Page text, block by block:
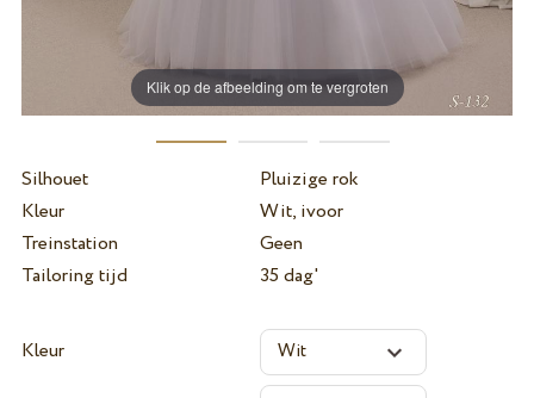
Klik op de afbeelding om te vergroten
Silhouet
Pluizige rok
Kleur
Wit, ivoor
Treinstation
Geen
Tailoring tijd
35 dag'
Kleur